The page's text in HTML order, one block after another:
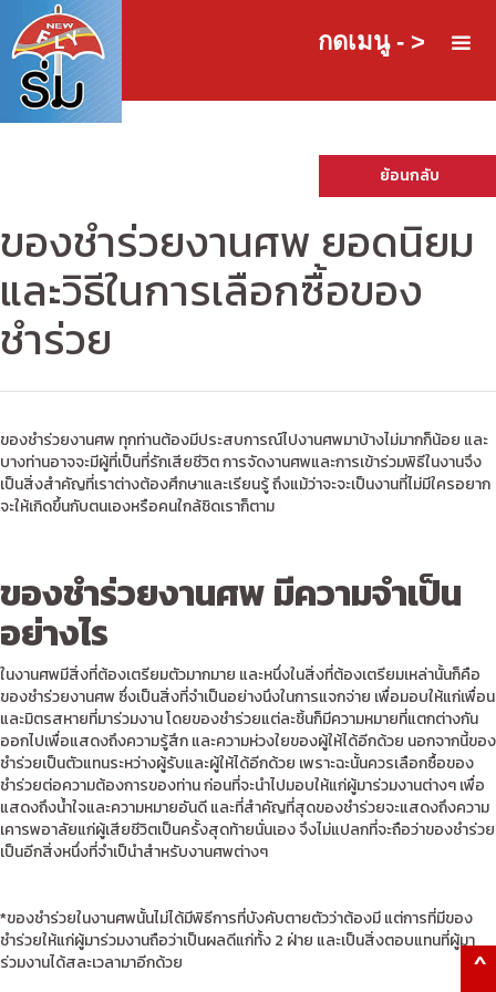
กดเมนู - >
^
ย้อนกลับ
ของชำร่วยงานศพ ยอดนิยม
และวิธีในการเลือกซื้อของ
ชำร่วย
ของชำร่วยงานศพ ทุกท่านต้องมีประสบการณ์ไปงานศพมาบ้างไม่มากก็น้อย และ
บางท่านอาจจะมีผู้ที่เป็นที่รักเสียชีวิต การจัดงานศพและการเข้าร่วมพิธีในงานจึง
เป็นสิ่งสำคัญที่เราต่างต้องศึกษาและเรียนรู้ ถึงแม้ว่าจะจะเป็นงานที่ไม่มีใครอยาก
จะให้เกิดขึ้นกับตนเองหรือคนใกล้ชิดเราก็ตาม
ของชำร่วยงานศพ มีความจำเป็น
อย่างไร
ในงานศพมีสิ่งที่ต้องเตรียมตัวมากมาย และหนึ่งในสิ่งที่ต้องเตรียมเหล่านั้นก็คือ
ของชำร่วยงานศพ ซึ่งเป็นสิ่งที่จำเป็นอย่างนึงในการแจกจ่าย เพื่อมอบให้แก่เพื่อน
และมิตรสหายที่มาร่วมงาน โดยของชำร่วยแต่ละชิ้นก็มีความหมายที่แตกต่างกัน
ออกไปเพื่อแสดงถึงความรู้สึก และความห่วงใยของผู้ให้ได้อีกด้วย นอกจากนี้ของ
ชำร่วยเป็นตัวแทนระหว่างผู้รับและผู้ให้ได้อีกด้วย เพราะฉะนั้นควรเลือกซื้อของ
ชำร่วยต่อความต้องการของท่าน ก่อนที่จะนำไปมอบให้แก่ผู้มาร่วมงานต่างๆ เพื่อ
แสดงถึงน้ำใจและความหมายอันดี และที่สำคัญที่สุดของชำร่วยจะแสดงถึงความ
เคารพอาลัยแก่ผู้เสียชีวิตเป็นครั้งสุดท้ายนั่นเอง จึงไม่แปลกที่จะถือว่าของชำร่วย
เป็นอีกสิ่งหนึ่งที่จำเป็นำสำหรับงานศพต่างๆ
*ของชำร่วยในงานศพนั้นไม่ได้มีพิธีการที่บังคับตายตัวว่าต้องมี แต่การที่มีของ
ชำร่วยให้แก่ผู้มาร่วมงานถือว่าเป็นผลดีแก่ทั้ง 2 ฝ่าย และเป็นสิ่งตอบแทนที่ผู้มา
ร่วมงานได้สละเวลามาอีกด้วย